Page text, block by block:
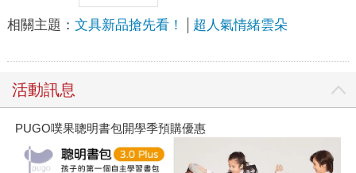
相關主題： 文具新品搶先看！ 超人氣情緒雲朵
活動訊息
PUGO噗果聰明書包開學季預購優惠